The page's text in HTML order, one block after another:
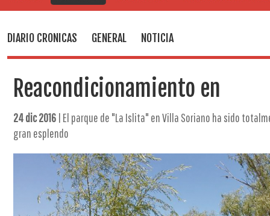
DIARIO CRONICAS GENERAL NOTICIA
Reacondicionamiento en
24 dic 2016 | El parque de "La Islita" en Villa Soriano ha sido
gran esplendo